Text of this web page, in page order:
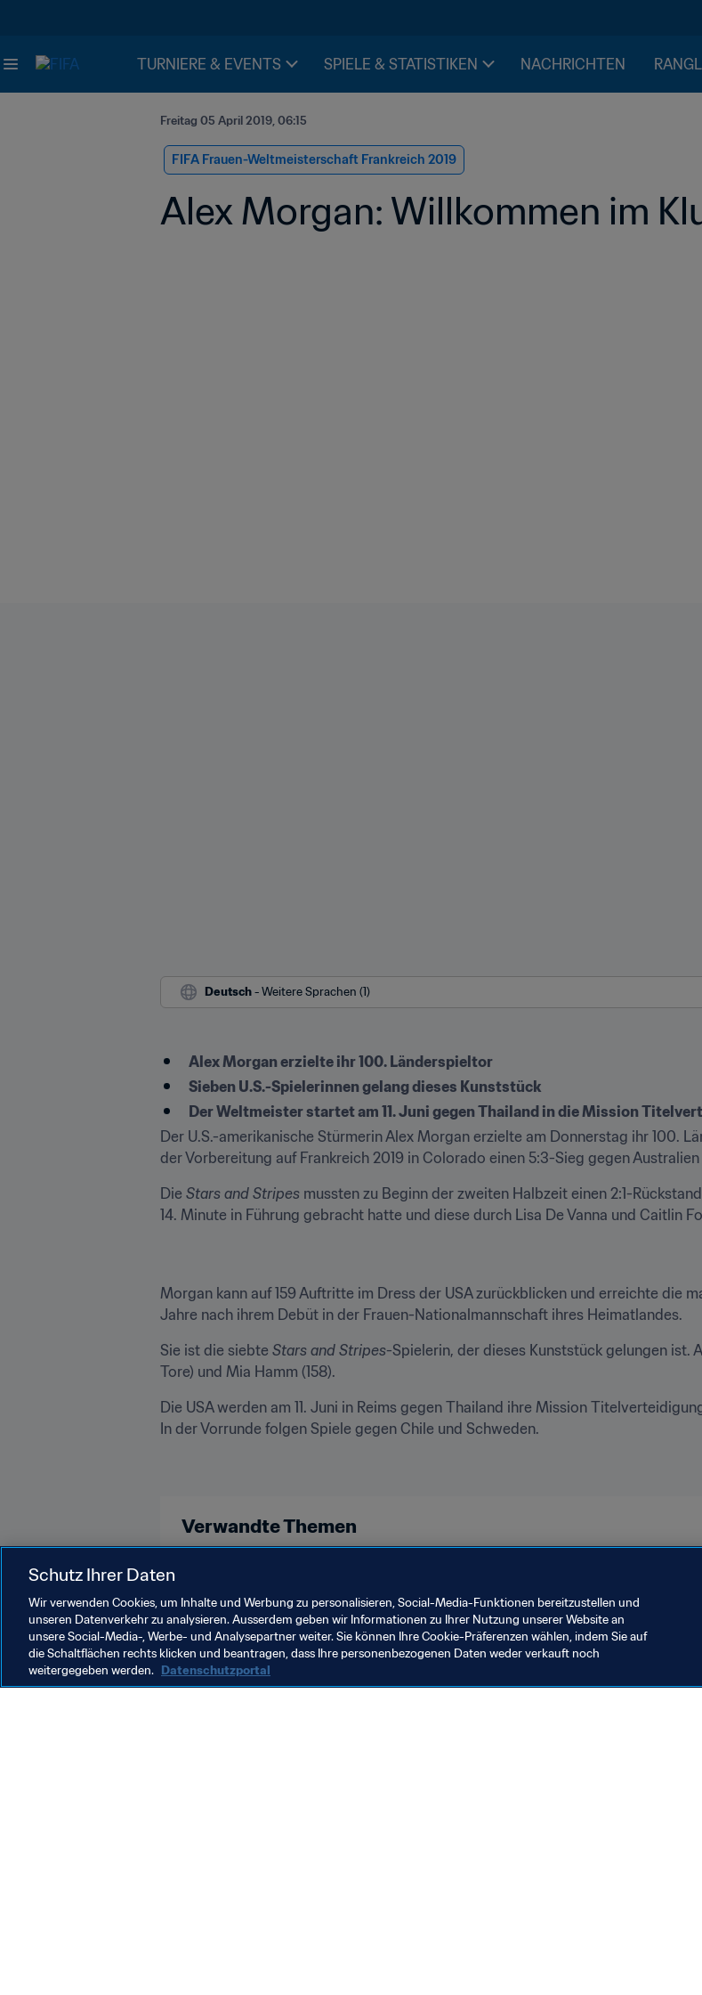
TURNIERE & EVENTS SPIELE & STATISTIKEN NACHRICHTEN
Freitag 05 April 2019, 06:15
FIFA Frauen-Weltmeisterschaft Frankreich 2019
Alex Morgan: Willkommen im
Deutsch - Weitere Sprachen (1)
Alex Morgan erzielte ihr 100. Länderspieltor
Sieben U.S.-Spielerinnen gelang dieses Kunststück
Der Weltmeister startet am 11. Juni gegen Thailand in die Mission
Der U.S.-amerikanische Stürmerin Alex Morgan erzielte am Donnerstag ihr 100.
der Vorbereitung auf Frankreich 2019 in Colorado einen 5:3-Sieg gegen
Die Stars and Stripes mussten zu Beginn der zweiten Halbzeit einen 2:1-
14. Minute in Führung gebracht hatte und diese durch Lisa De Vanna und Caitlin
Morgan kann auf 159 Auftritte im Dress der USA zurückblicken und erreichte die
Jahre nach ihrem Debüt in der Frauen-Nationalmannschaft ihres Heimatlandes.
Sie ist die siebte Stars and Stripes-Spielerin, der dieses Kunststück gelungen ist.
Tore) und Mia Hamm (158).
Die USA werden am 11. Juni in Reims gegen Thailand ihre Mission
In der Vorrunde folgen Spiele gegen Chile und Schweden.
Verwandte Themen
Schutz Ihrer Daten
Wir verwenden Cookies, um Inhalte und Werbung zu personalisieren, Social-Media-Funktionen bereitzustellen und
unseren Datenverkehr zu analysieren. Ausserdem geben wir Informationen zu Ihrer Nutzung unserer Website an
unsere Social-Media-, Werbe- und Analysepartner weiter. Sie können Ihre Cookie-Präferenzen wählen, indem Sie auf
die Schaltflächen rechts klicken und beantragen, dass Ihre personenbezogenen Daten weder verkauft noch
weitergegeben werden. Datenschutzportal